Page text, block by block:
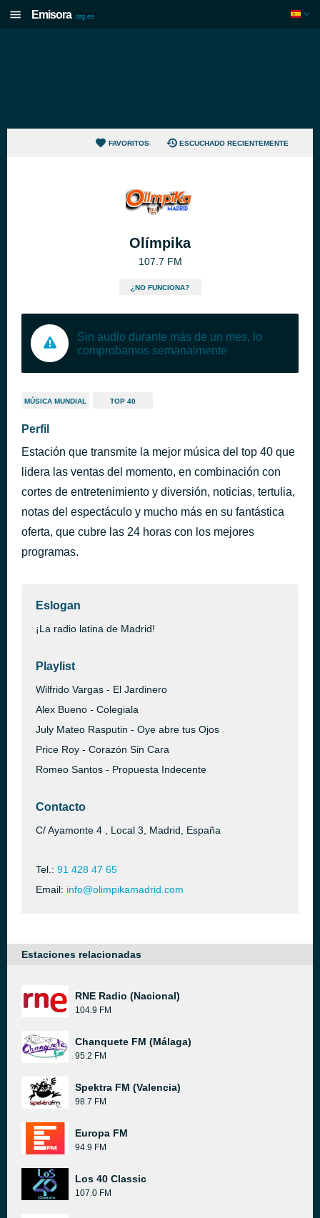
Emisora .org.es
FAVORITOS ESCUCHADO RECIENTEMENTE
Olímpika
107.7 FM
¿NO FUNCIONA?
Sin audio durante más de un mes, lo
comprobamos semanalmente
MÚSICA MUNDIAL TOP 40
Perfil
Estación que transmite la mejor música del top 40 que
lidera las ventas del momento, en combinación con
cortes de entretenimiento y diversión, noticias, tertulia,
notas del espectáculo y mucho más en su fantástica
oferta, que cubre las 24 horas con los mejores
programas.
Eslogan
¡La radio latina de Madrid!
Playlist
Wilfrido Vargas - El Jardinero
Alex Bueno - Colegiala
July Mateo Rasputin - Oye abre tus Ojos
Price Roy - Corazón Sin Cara
Romeo Santos - Propuesta Indecente
Contacto
C/ Ayamonte 4 , Local 3, Madrid, España
Tel.: 91 428 47 65
Email: info@olimpikamadrid.com
Estaciones relacionadas
RNE Radio (Nacional)
104.9 FM
Chanquete FM (Málaga)
95.2 FM
Spektra FM (Valencia)
98.7 FM
Europa FM
94.9 FM
Los 40 Classic
107.0 FM